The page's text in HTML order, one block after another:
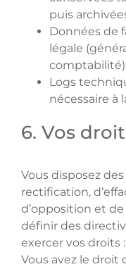
puis
Données de
légale
Logs
nécessaire à
6. Vos
Vous disposez
rectification,
d’opposition et
définir des
exercer vos droits :
Vous avez le droit